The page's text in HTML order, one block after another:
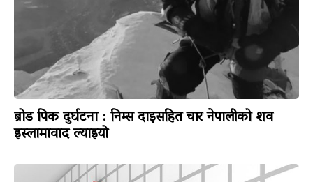
ब्रोड पिक दुर्घटना : निम्स दाइसहित चार नेपालीको शव
इस्लामावाद ल्याइयो